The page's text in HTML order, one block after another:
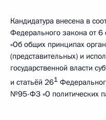
Кандидатура внесена в
Федерального закона от
«Об общих принципах
(представительных) и
государственной власти
и статьёй 261
№95-ФЗ «О политических